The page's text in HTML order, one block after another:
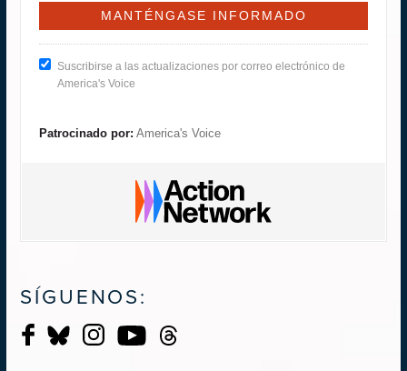
Suscribirse a las actualizaciones por correo electrónico de
America's Voice
Patrocinado por: America's Voice
SÍGUENOS: